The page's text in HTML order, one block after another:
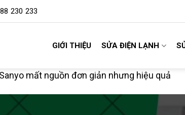
230 233
GIỚI THIỆU SỬA ĐIỆN LẠNH
mất nguồn đơn giản nhưng hiệu quả